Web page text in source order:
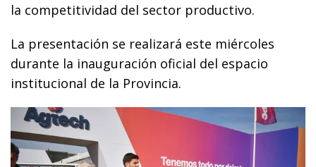
la competitividad del sector productivo.
La presentación se realizará este miércoles
durante la inauguración oficial del espacio
institucional de la Provincia.